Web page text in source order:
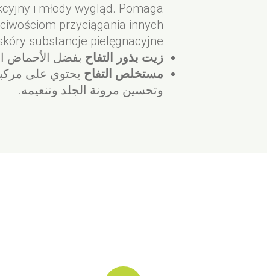
i młody wygląd. Pomaga
przyciągania innych
substancje pielęgnacyjne.
زيت بذور التفاح بفضل الأحماض
مستخلص التفاح يحتوي على
وتحسين مرونة الجلد وتنعيمه.